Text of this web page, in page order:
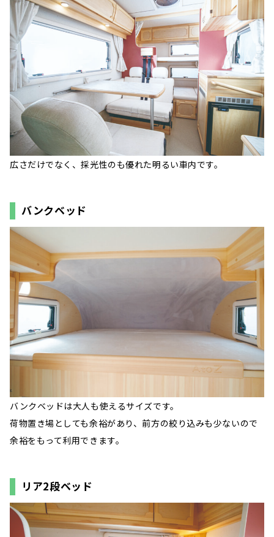
広さだけでなく、採光性のも優れた明るい車内です。
バンクベッド
バンクベッドは大人も使えるサイズです。
荷物置き場としても余裕があり、前方の絞り込みも少ないので
余裕をもって利用できます。
リア2段ベッド